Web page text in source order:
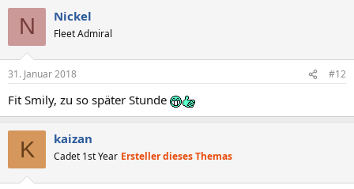
N Nickel
Fleet Admiral
31. Januar 2018 #12
Fit Smily, zu so später Stunde
K kaizan
Cadet 1st Year Ersteller dieses Themas